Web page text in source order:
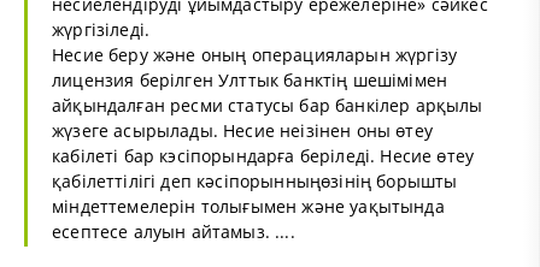
несиелендіруді ұйымдастыру ережелеріне» сәйкес
жүргізіледі.
Несие беру және оның операцияларын жүргізу
лицензия берілген Улттык банктің шешімімен
айқындалған ресми статусы бар банкілер арқылы
жүзеге асырылады. Несие неізінен оны өтеу
кабілеті бар кэсіпорындарға беріледі. Несие өтеу
қабілеттілігі деп кәсіпорынныңөзінің борышты
міндеттемелерін толығымен және уақытында
есептесе алуын айтамыз. ....